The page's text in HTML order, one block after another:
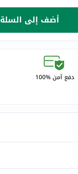
أضف إلى السلة
دفع آمن %100